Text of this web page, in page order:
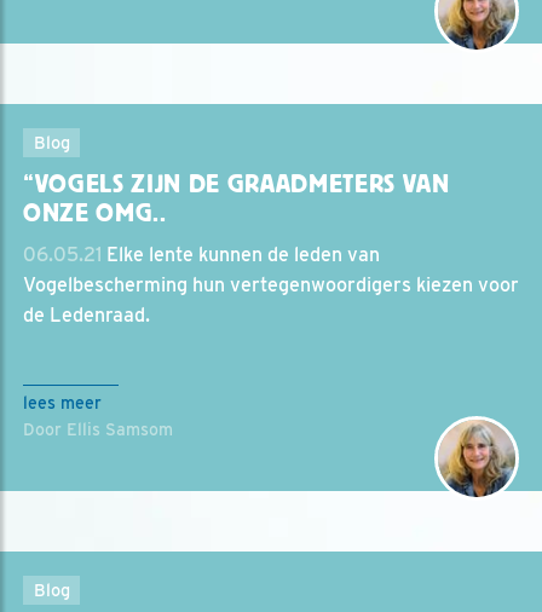
Blog
“VOGELS ZIJN DE GRAADMETERS VAN
ONZE OMG..
06.05.21 Elke lente kunnen de leden van
Vogelbescherming hun vertegenwoordigers kiezen voor
de Ledenraad.
lees meer
Door Ellis Samsom
Blog